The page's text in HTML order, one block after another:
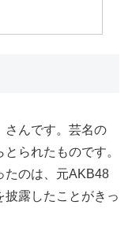
さんです。芸名の
られたものです。
たのは、元AKB48
露したことがきっ